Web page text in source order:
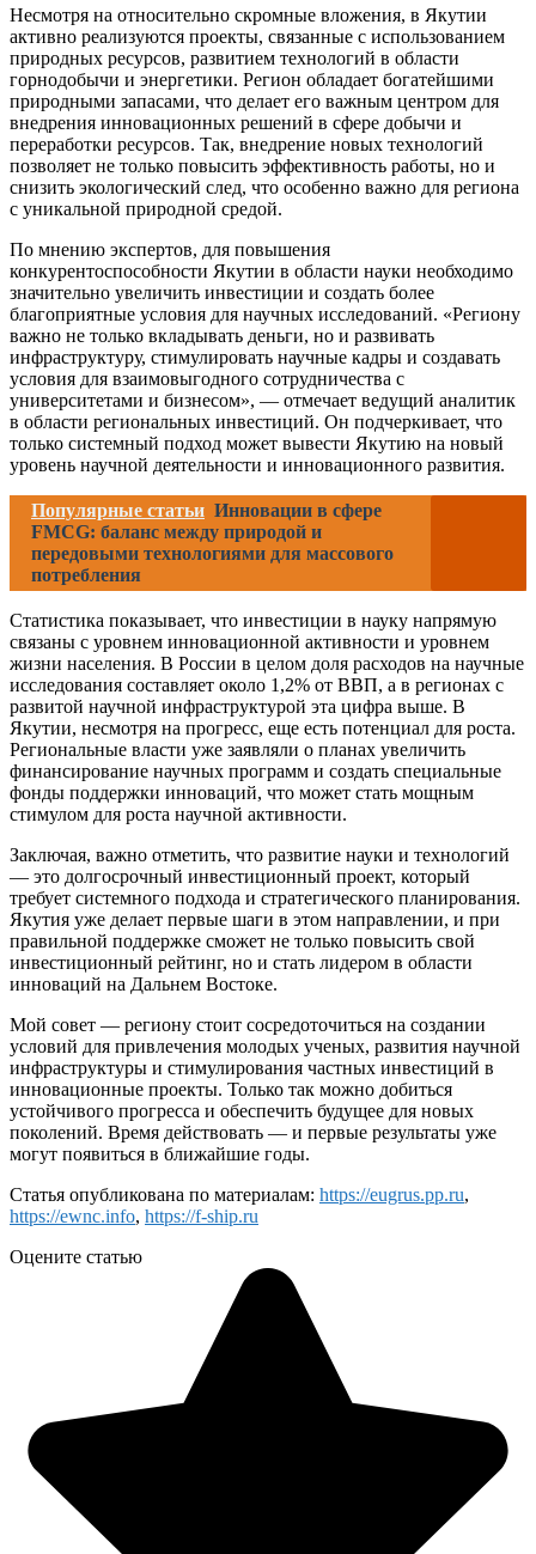
Несмотря на относительно скромные вложения, в Якутии
активно реализуются проекты, связанные с использованием
природных ресурсов, развитием технологий в области
горнодобычи и энергетики. Регион обладает богатейшими
природными запасами, что делает его важным центром для
внедрения инновационных решений в сфере добычи и
переработки ресурсов. Так, внедрение новых технологий
позволяет не только повысить эффективность работы, но и
снизить экологический след, что особенно важно для региона
с уникальной природной средой.
По мнению экспертов, для повышения
конкурентоспособности Якутии в области науки необходимо
значительно увеличить инвестиции и создать более
благоприятные условия для научных исследований. «Региону
важно не только вкладывать деньги, но и развивать
инфраструктуру, стимулировать научные кадры и создавать
условия для взаимовыгодного сотрудничества с
университетами и бизнесом», — отмечает ведущий аналитик
в области региональных инвестиций. Он подчеркивает, что
только системный подход может вывести Якутию на новый
уровень научной деятельности и инновационного развития.
Популярные статьи Инновации в сфере
FMCG: баланс между природой и
передовыми технологиями для массового
потребления
Статистика показывает, что инвестиции в науку напрямую
связаны с уровнем инновационной активности и уровнем
жизни населения. В России в целом доля расходов на научные
исследования составляет около 1,2% от ВВП, а в регионах с
развитой научной инфраструктурой эта цифра выше. В
Якутии, несмотря на прогресс, еще есть потенциал для роста.
Региональные власти уже заявляли о планах увеличить
финансирование научных программ и создать специальные
фонды поддержки инноваций, что может стать мощным
стимулом для роста научной активности.
Заключая, важно отметить, что развитие науки и технологий
— это долгосрочный инвестиционный проект, который
требует системного подхода и стратегического планирования.
Якутия уже делает первые шаги в этом направлении, и при
правильной поддержке сможет не только повысить свой
инвестиционный рейтинг, но и стать лидером в области
инноваций на Дальнем Востоке.
Мой совет — региону стоит сосредоточиться на создании
условий для привлечения молодых ученых, развития научной
инфраструктуры и стимулирования частных инвестиций в
инновационные проекты. Только так можно добиться
устойчивого прогресса и обеспечить будущее для новых
поколений. Время действовать — и первые результаты уже
могут появиться в ближайшие годы.
Статья опубликована по материалам: https://eugrus.pp.ru,
https://ewnc.info, https://f-ship.ru
Оцените статью